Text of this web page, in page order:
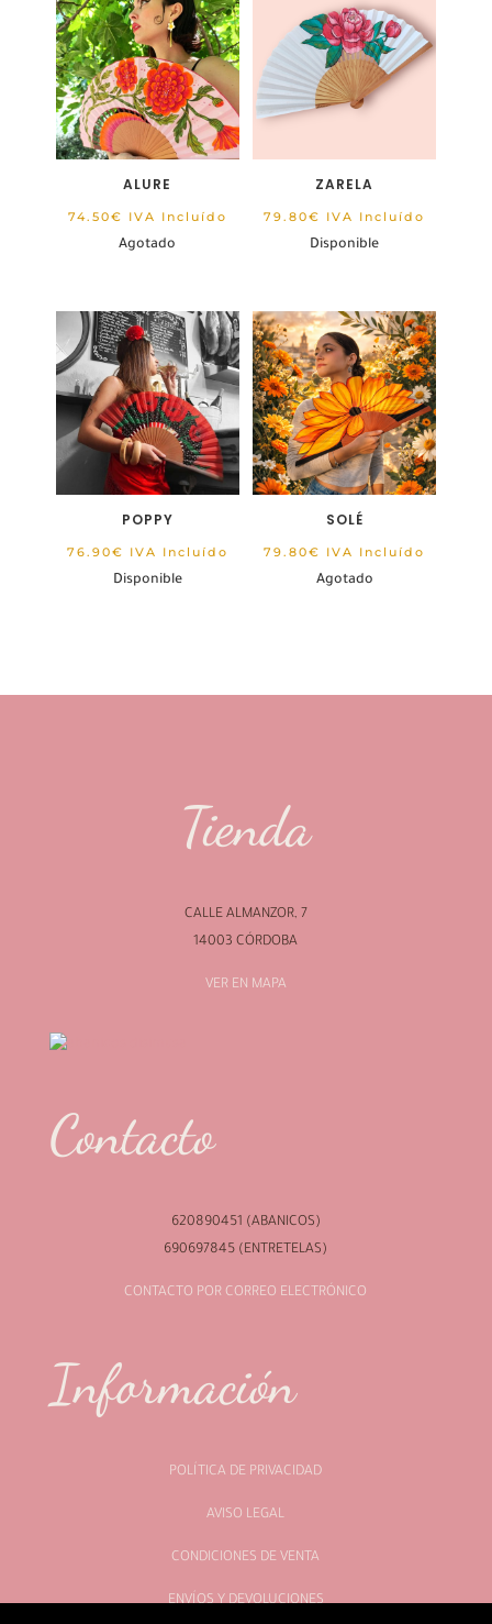
ALURE
74.50€ IVA Incluído
Agotado
ZARELA
79.80€ IVA Incluído
Disponible
POPPY
76.90€ IVA Incluído
Disponible
SOLÉ
79.80€ IVA Incluído
Agotado
Tienda
CALLE ALMANZOR, 7
14003 CÓRDOBA
VER EN MAPA
Contacto
620890451 (ABANICOS)
690697845 (ENTRETELAS)
CONTACTO POR CORREO ELECTRÓNICO
Información
POLÍTICA DE PRIVACIDAD
AVISO LEGAL
CONDICIONES DE VENTA
ENVÍOS Y DEVOLUCIONES